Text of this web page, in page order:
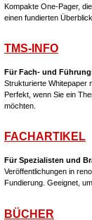
Kompakte One-Pager,
einen fundierten
TMS-INFO
Für Fach- und
Strukturierte Whitepaper
Perfekt, wenn Sie ein
möchten.
FACHARTIKEL
Für Spezialisten und
Veröffentlichungen in
Fundierung. Geeignet,
BÜCHER